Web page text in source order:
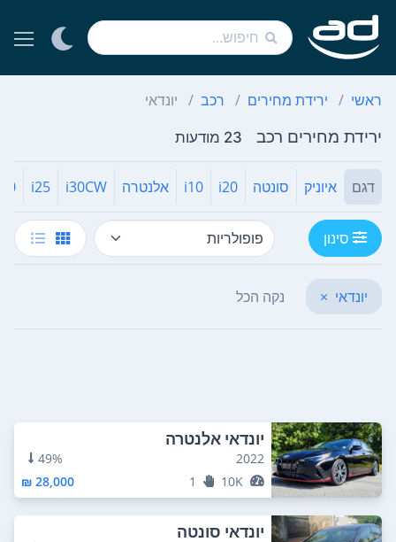
ראשי ירידת מחירים רכב יונדאי
ירידת מחירים רכב 23 מודעות
דגם איוניק סונטה i20
i10 אלנטרה i30CW
i25
סינון
יונדאי × נקה הכל
יונדאי אלנטרה
2022
49%
10K
1
28,000 ₪
יונדאי סונטה